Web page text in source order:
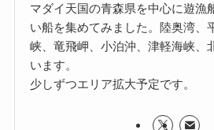
マダイ天国の青森県を中心に遊漁
い船を集めてみました。陸奥湾、
峡、竜飛岬、小泊沖、津軽海峡、
います。
少しずつエリア拡大予定です。